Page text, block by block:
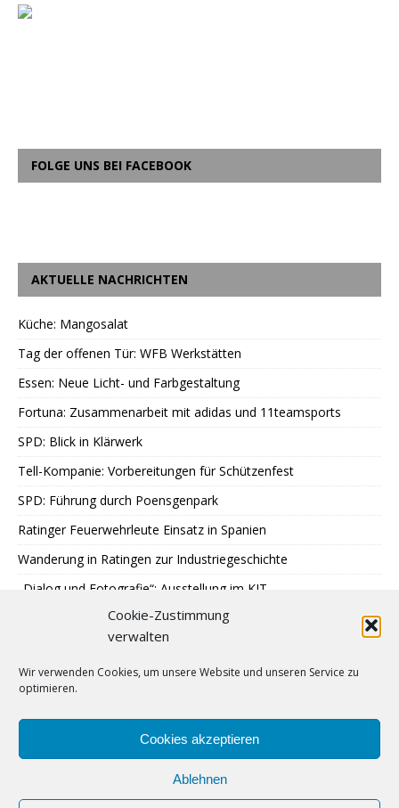
Cookie-Zustimmung
verwalten
Wir verwenden Cookies, um unsere Website und unseren Service zu
optimieren.
Cookies akzeptieren
Ablehnen
FOLGE UNS BEI FACEBOOK
AKTUELLE NACHRICHTEN
Küche: Mangosalat
Tag der offenen Tür: WFB Werkstätten
Essen: Neue Licht- und Farbgestaltung
Fortuna: Zusammenarbeit mit adidas und 11teamsports
SPD: Blick in Klärwerk
Tell-Kompanie: Vorbereitungen für Schützenfest
SPD: Führung durch Poensgenpark
Ratinger Feuerwehrleute Einsatz in Spanien
Wanderung in Ratingen zur Industriegeschichte
„Dialog und Fotografie“: Ausstellung im KIT
Sondereinsatz der Polizei in Ratingen
Erstes Urteil gegen Betrügerbande
Möschesonntag: Bruderschaft beginnt Schützenfest
Finne Patrik Jääskeläinen stürmt für Ice Aliens